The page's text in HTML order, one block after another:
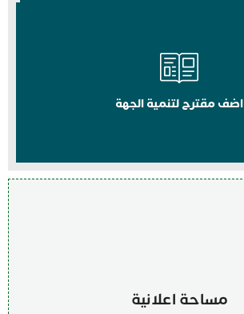
اضف مقترح لتنمية الجهة
مساحة اعلانية